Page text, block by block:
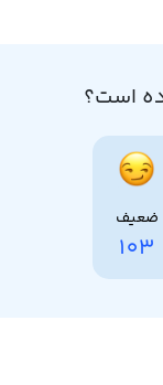
است؟
ضعیف
103